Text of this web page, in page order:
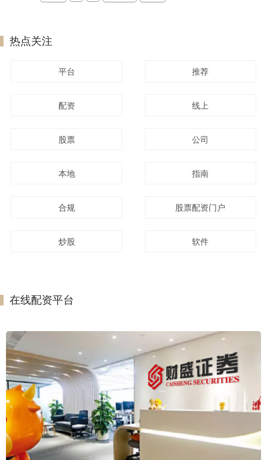
热点关注
平台 推荐
配资 线上
股票 公司
本地 指南
合规 股票配资门户
炒股 软件
在线配资平台